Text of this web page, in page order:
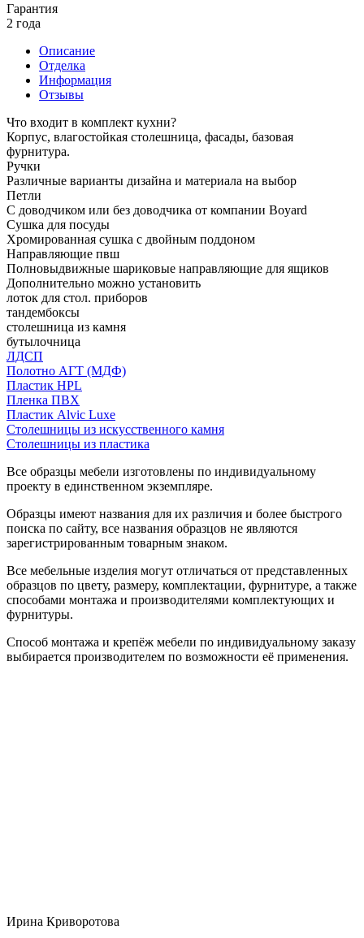
Гарантия
2 года
Описание
Отделка
Информация
Отзывы
Что входит в комплект кухни?
Корпус, влагостойкая столешница, фасады, базовая
фурнитура.
Ручки
Различные варианты дизайна и материала на выбор
Петли
С доводчиком или без доводчика от компании Boyard
Сушка для посуды
Хромированная сушка с двойным поддоном
Направляющие пвш
Полновыдвижные шариковые направляющие для ящиков
Дополнительно можно установить
лоток для стол. приборов
тандембоксы
столешница из камня
бутылочница
ЛДСП
Полотно АГТ (МДФ)
Пластик HPL
Пленка ПВХ
Пластик Alvic Luxe
Столешницы из искусственного камня
Столешницы из пластика
Все образцы мебели изготовлены по индивидуальному
проекту в единственном экземпляре.
Образцы имеют названия для их различия и более быстрого
поиска по сайту, все названия образцов не являются
зарегистрированным товарным знаком.
Все мебельные изделия могут отличаться от представленных
образцов по цвету, размеру, комплектации, фурнитуре, а также
способами монтажа и производителями комплектующих и
фурнитуры.
Способ монтажа и крепёж мебели по индивидуальному заказу
выбирается производителем по возможности её применения.
Ирина Криворотова